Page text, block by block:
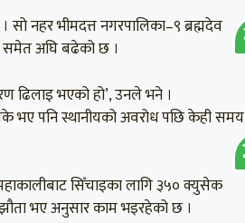
नहर भीमदत्त नगरपालिका–९ ब्रह्मदेव
समेत अघि बढेको छ ।
ढिलाइ भएको हो’, उनले भने ।
भए पनि स्थानीयको अवरोध पछि केही समय
सिँचाइका लागि ३५० क्युसेक
भए अनुसार काम भइरहेको छ ।